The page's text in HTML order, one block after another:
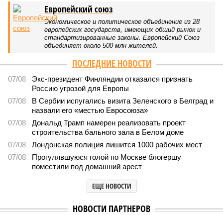
Европейский союз
Экономическое и политическое объединение из 28
европейских государств, имеющих общий рынок и
стандартизированные законы. Европейский Союз
объединяет около 500 млн жителей.
ПОСЛЕДНИЕ НОВОСТИ
07/08
Экс-президент Финляндии отказался признать
Россию угрозой для Европы
07/08
В Сербии испугались визита Зеленского в Белград и
назвали его «местью Евросоюза»
07/08
Дональд Трамп намерен реализовать проект
строительства бального зала в Белом доме
07/08
Лондонская полиция лишится 1000 рабочих мест
07/08
Прогулявшуюся голой по Москве блогершу
поместили под домашний арест
ЕЩЕ НОВОСТИ
НОВОСТИ ПАРТНЕРОВ